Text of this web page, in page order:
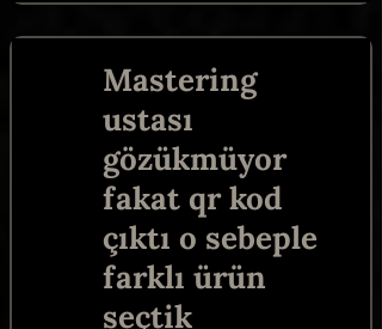
Mastering
ustası
gözükmüyor
fakat qr kod
çıktı o sebeple
farklı ürün
seçtik